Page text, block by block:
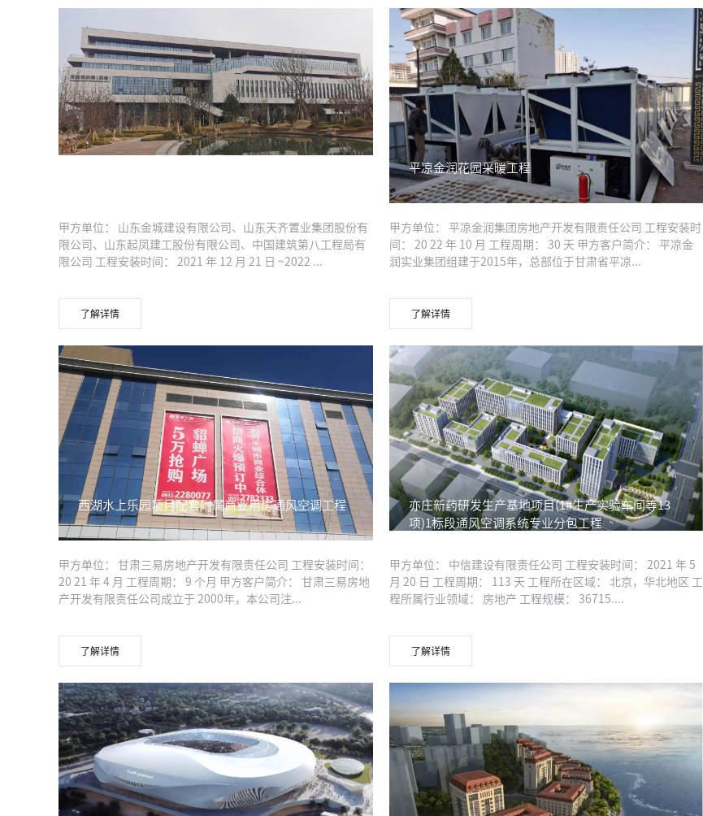
甲方单位： 山东金城建设有限公司、山东天齐置业集团股份有
限公司、山东起凤建工股份有限公司、中国建筑第八工程局有
限公司 工程安装时间： 2021 年 12 月 21 日 ~2022 ...
了解详情
平凉金润花园采暖工程
甲方单位： 平凉金润集团房地产开发有限责任公司 工程安装时
间： 20 22 年 10 月 工程周期： 30 天 甲方客户简介： 平凉金
润实业集团组建于2015年，总部位于甘肃省平凉...
了解详情
西湖水上乐园项目配套附属商业用房通风空调工程
甲方单位： 甘肃三易房地产开发有限责任公司 工程安装时间：
20 21 年 4 月 工程周期： 9 个月 甲方客户简介： 甘肃三易房地
产开发有限责任公司成立于 2000年，本公司注...
了解详情
亦庄新药研发生产基地项目(1#生产实验车间等13
项)1标段通风空调系统专业分包工程
甲方单位： 中信建设有限责任公司 工程安装时间： 2021 年 5
月 20 日 工程周期： 113 天 工程所在区域： 北京，华北地区 工
程所属行业领域： 房地产 工程规模： 36715....
了解详情